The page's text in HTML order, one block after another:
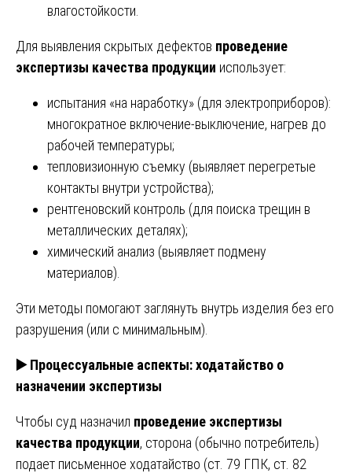
влагостойкости.
Для выявления скрытых дефектов проведение
экспертизы качества продукции использует:
испытания «на наработку» (для электроприборов):
многократное включение-выключение, нагрев до
рабочей температуры;
тепловизионную съемку (выявляет перегретые
контакты внутри устройства);
рентгеновский контроль (для поиска трещин в
металлических деталях);
химический анализ (выявляет подмену
материалов).
Эти методы помогают заглянуть внутрь изделия без его
разрушения (или с минимальным).
▶️Процессуальные аспекты: ходатайство о
назначении экспертизы
Чтобы суд назначил проведение экспертизы
качества продукции, сторона (обычно потребитель)
подает письменное ходатайство (ст. 79 ГПК, ст. 82